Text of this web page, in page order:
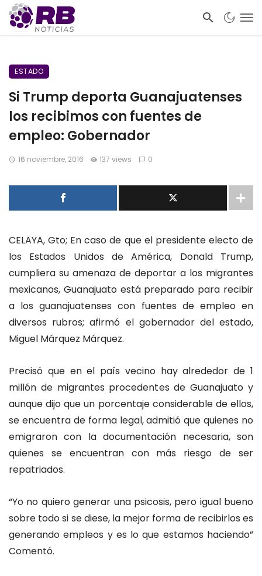
ESTADO
Si Trump deporta Guanajuatenses
los recibimos con fuentes de
empleo: Gobernador
16 noviembre, 2016 137 views 0
CELAYA, Gto; En caso de que el presidente electo de
los Estados Unidos de América, Donald Trump,
cumpliera su amenaza de deportar a los migrantes
mexicanos, Guanajuato está preparado para recibir
a los guanajuatenses con fuentes de empleo en
diversos rubros; afirmó el gobernador del estado,
Miguel Márquez Márquez.
Precisó que en el país vecino hay alrededor de 1
millón de migrantes procedentes de Guanajuato y
aunque dijo que un porcentaje considerable de ellos,
se encuentra de forma legal, admitió que quienes no
emigraron con la documentación necesaria, son
quienes se encuentran con más riesgo de ser
repatriados.
“Yo no quiero generar una psicosis, pero igual bueno
sobre todo si se diese, la mejor forma de recibirlos es
generando empleos y es lo que estamos haciendo”
Comentó.